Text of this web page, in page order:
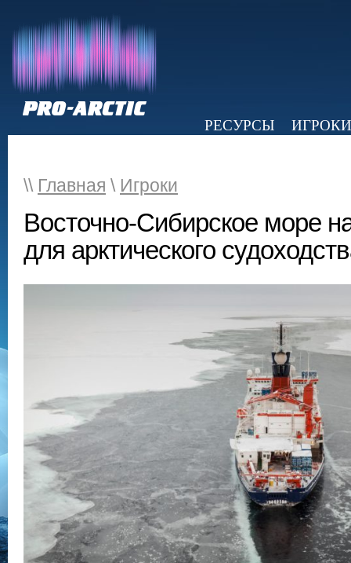
РЕСУРСЫ
ИГРОКИ
\\ Главная \ Игроки
Восточно-Сибирское море
для арктического